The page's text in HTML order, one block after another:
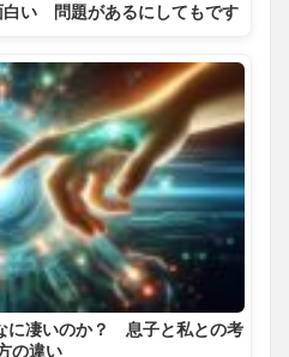
白い 問題があるにしてもです
に凄いのか？ 息子と私との考
の違い